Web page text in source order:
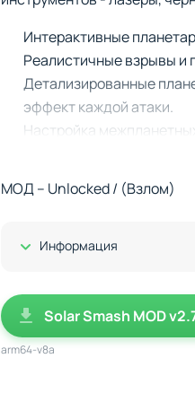
Интерактивные
Реалистичные взрывы и
Детализированные
эффект каждой атаки.
Настройка
В Solar Smash сложность
учитывать при обозрении
МОД – Unlocked / (Взлом)
Показать/Скрыть
Информация
Solar Smash MOD
arm64-v8a